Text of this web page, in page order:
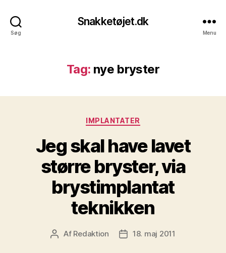
Søg
Snakketøjet.dk
Menu
Tag: nye bryster
Kategorier
IMPLANTATER
Jeg skal have lavet
større bryster, via
brystimplantat
teknikken
Indlægsforfatter
Af Redaktion Indlægsdato
18. maj 2011